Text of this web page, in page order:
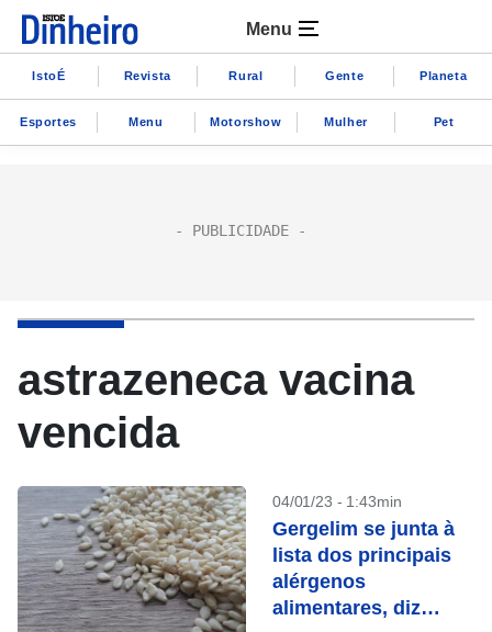
Menu
IstoÉ Revista Rural Gente Planeta
Esportes Menu Motorshow Mulher Pet
astrazeneca vacina
vencida
04/01/23 - 1:43min
Gergelim se junta à
lista dos principais
alérgenos
alimentares, diz